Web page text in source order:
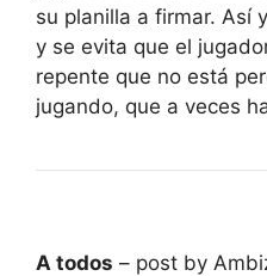
su planilla a firmar. Así
y se evita que el
repente que no está
jugando, que a veces
A todos – post by